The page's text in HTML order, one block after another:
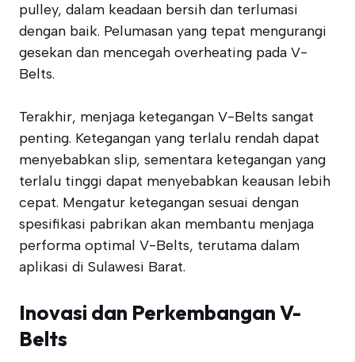
pulley, dalam keadaan bersih dan terlumasi
dengan baik. Pelumasan yang tepat mengurangi
gesekan dan mencegah overheating pada V-
Belts.
Terakhir, menjaga ketegangan V-Belts sangat
penting. Ketegangan yang terlalu rendah dapat
menyebabkan slip, sementara ketegangan yang
terlalu tinggi dapat menyebabkan keausan lebih
cepat. Mengatur ketegangan sesuai dengan
spesifikasi pabrikan akan membantu menjaga
performa optimal V-Belts, terutama dalam
aplikasi di Sulawesi Barat.
Inovasi dan Perkembangan V-
Belts